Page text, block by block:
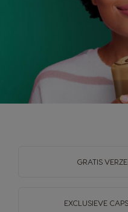
GRATIS
EXCLUSIEVE